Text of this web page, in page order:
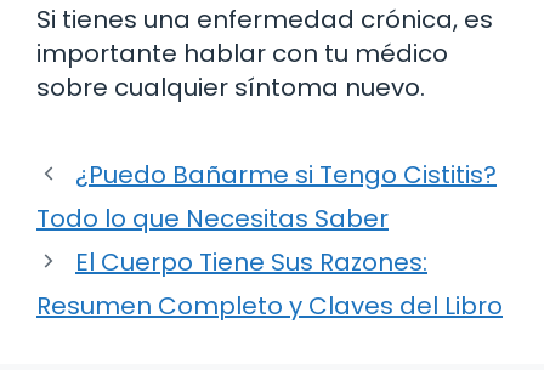
Si tienes una enfermedad crónica, es
importante hablar con tu médico
sobre cualquier síntoma nuevo.
¿Puedo Bañarme si Tengo Cistitis?
Todo lo que Necesitas Saber
El Cuerpo Tiene Sus Razones:
Resumen Completo y Claves del Libro